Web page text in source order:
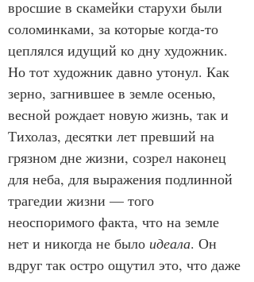
вросшие в скамейки старухи были
соломинками, за которые когда-то
цеплялся идущий ко дну художник.
Но тот художник давно утонул. Как
зерно, загнившее в земле осенью,
весной рождает новую жизнь, так и
Тихолаз, десятки лет превший на
грязном дне жизни, созрел наконец
для неба, для выражения подлинной
трагедии жизни — того
неоспоримого факта, что на земле
нет и никогда не было идеала. Он
вдруг так остро ощутил это, что даже